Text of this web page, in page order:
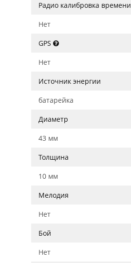
Радио калибровка времени
Нет
GPS
Нет
Источник энергии
батарейка
Диаметр
43 мм
Толщина
10 мм
Мелодия
Нет
Бой
Нет